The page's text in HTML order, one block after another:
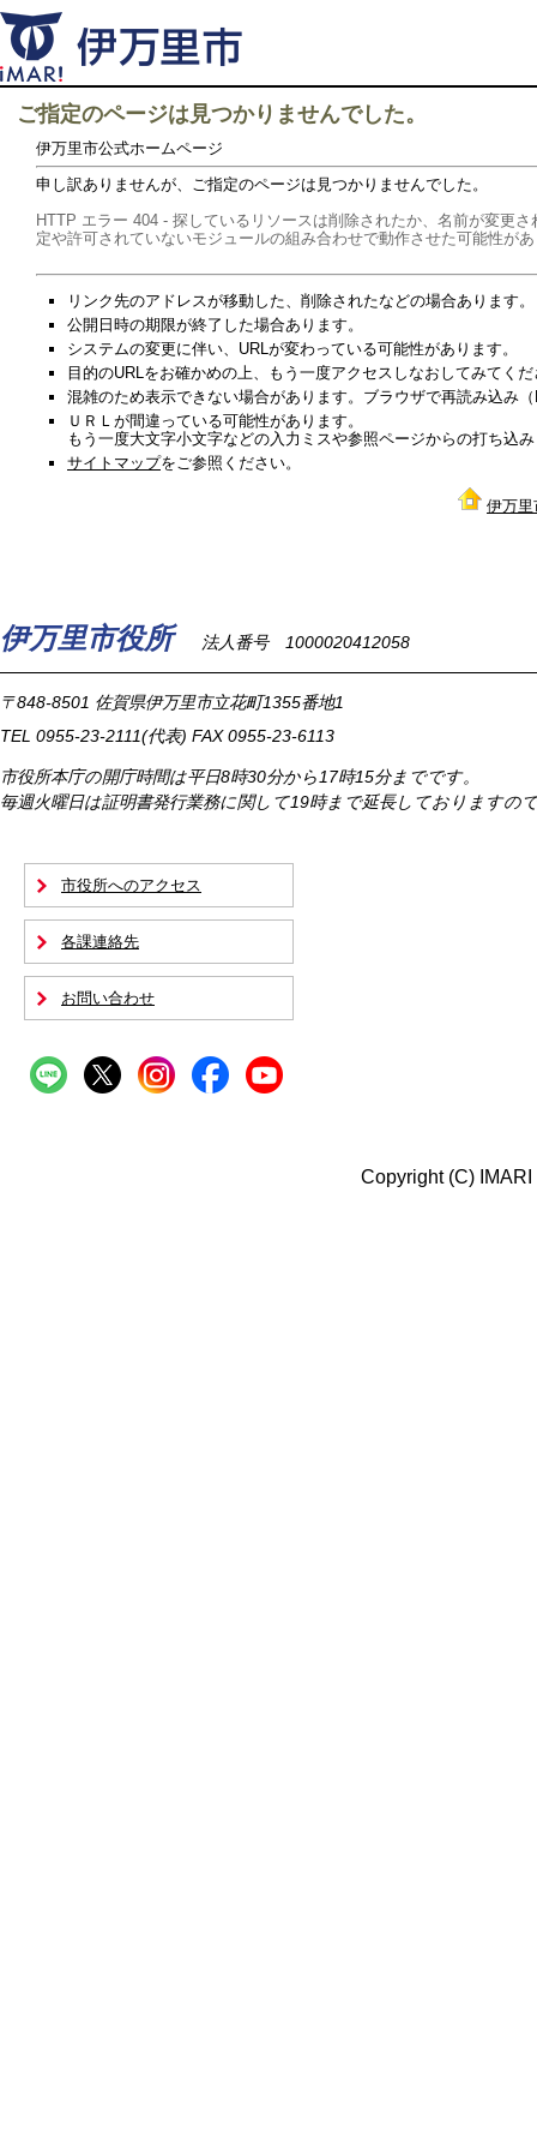
ご指定のページは見つかりませんでした。
伊万里市公式ホームページ
申し訳ありませんが、ご指定のページは見つかりませんでした。
HTTP エラー 404 - 探しているリソースは削除されたか、名前が変更
定や許可されていないモジュールの組み合わせで動作させた可能性が
リンク先のアドレスが移動した、削除されたなどの場合あります。
公開日時の期限が終了した場合あります。
システムの変更に伴い、URLが変わっている可能性があります。
目的のURLをお確かめの上、もう一度アクセスしなおしてみてく
混雑のため表示できない場合があります。ブラウザで再読み込み
ＵＲＬが間違っている可能性があります。
もう一度大文字小文字などの入力ミスや参照ページからの打ち込
サイトマップをご参照ください。
伊万里
伊万里市役所 法人番号 1000020412058
〒848-8501 佐賀県伊万里市立花町1355番地1
TEL 0955-23-2111(代表) FAX 0955-23-6113
市役所本庁の開庁時間は平日8時30分から17時15分までです。
毎週火曜日は証明書発行業務に関して19時まで延長しておりますの
市役所へのアクセス
各課連絡先
お問い合わせ
Copyright (C)